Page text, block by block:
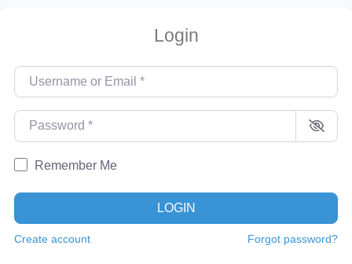
Login
Username or Email
Password
Remember Me
LOGIN
Create account Forgot password?